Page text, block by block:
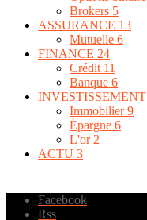
Brokers 5
ASSURANCE 13
Mutuelle 6
FINANCE 24
Crédit 11
Banque 6
INVESTISSEMENT
Immobilier9
Épargne 6
L'or 2
ACTU 3
Facebook
Rss